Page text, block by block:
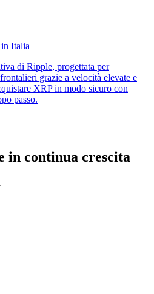
Italia
di Ripple, progettata per
grazie a velocità elevate e
XRP in modo sicuro con
passo.
in continua crescita